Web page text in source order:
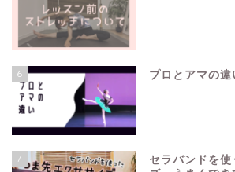
6 プロとアマの違
7
セラバンドを使